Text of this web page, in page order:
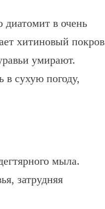
диатомит в очень
хитиновый покров
умирают.
в сухую погоду,
мыла.
затрудняя